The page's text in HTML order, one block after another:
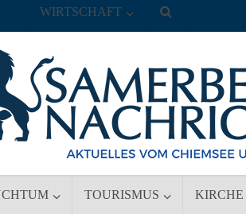
TOURISMUS KIRCHE
WIRTSCHAFT